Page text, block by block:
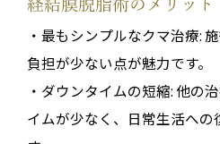
経結膜脱脂術のメリット
・最もシンプルなクマ治療:
負担が少ない点が魅力です。
・ダウンタイムの短縮: 他の
イムが少なく、日常生活へ